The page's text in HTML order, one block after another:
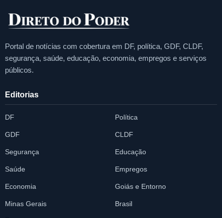
Portal de notícias com cobertura em DF, política, GDF, CLDF,
segurança, saúde, educação, economia, empregos e serviços
públicos.
Editorias
DF Política
GDF CLDF
Segurança Educação
Saúde Empregos
Economia Goiás e Entorno
Minas Gerais Brasil